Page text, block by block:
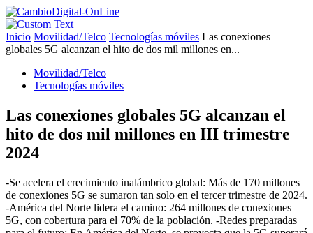
Inicio Movilidad/Telco Tecnologías móviles Las conexiones
globales 5G alcanzan el hito de dos mil millones en...
Movilidad/Telco
Tecnologías móviles
Las conexiones globales 5G alcanzan el
hito de dos mil millones en III trimestre
2024
-Se acelera el crecimiento inalámbrico global: Más de 170 millones
de conexiones 5G se sumaron tan solo en el tercer trimestre de 2024.
-América del Norte lidera el camino: 264 millones de conexiones
5G, con cobertura para el 70% de la población. -Redes preparadas